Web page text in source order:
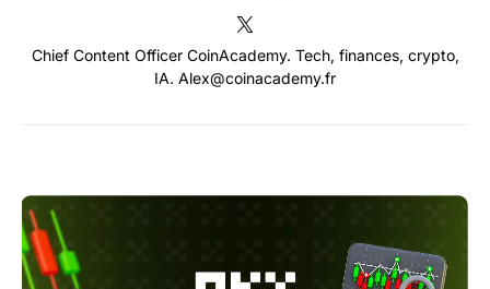
Chief Content Officer CoinAcademy. Tech, finances, crypto,
IA. Alex@coinacademy.fr